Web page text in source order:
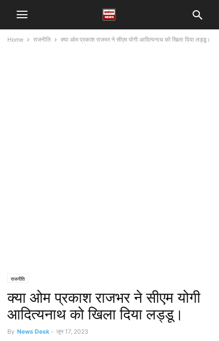
Home राजनीति क्या ओम प्रकाश राजभर ने सीएम योगी आदित्यनाथ को खिला दिया लड्डू।
राजनीति
क्या ओम प्रकाश राजभर ने सीएम योगी
आदित्यनाथ को खिला दिया लड्डू।
By News Desk - जून 17, 2023